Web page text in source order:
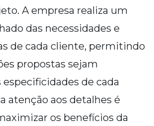
A empresa realiza um
das necessidades e
de cada cliente, permitindo
propostas sejam
especificidades de cada
atenção aos detalhes é
os benefícios da